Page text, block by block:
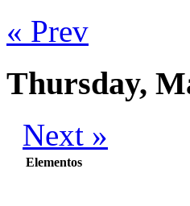
« Prev
Thursday,
Next »
Elementos